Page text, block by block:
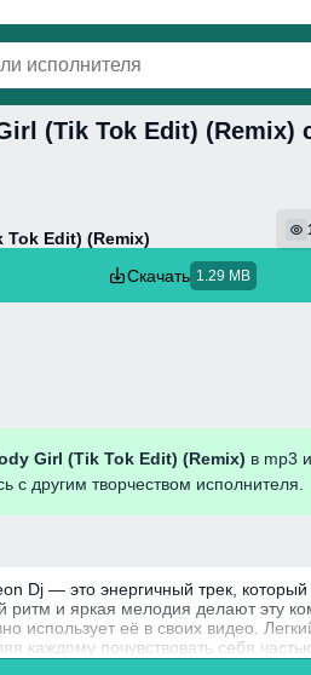
(Tik Tok Edit) (Remix)
Tok Edit) (Remix)
Скачать 1.29 MB
Girl (Tik Tok Edit) (Remix) в mp3
с другим творчеством исполнителя.
Dj — это энергичный трек,
ритм и яркая мелодия делают эту
использует её в своих видео.
каждому почувствовать себя